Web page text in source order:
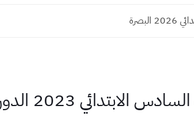
2023 الدور الاول